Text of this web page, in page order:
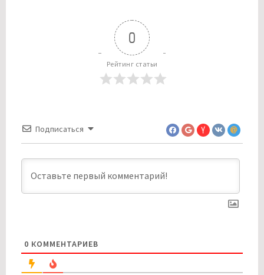
0
Рейтинг статьи
Подписаться
0 КОММЕНТАРИЕВ